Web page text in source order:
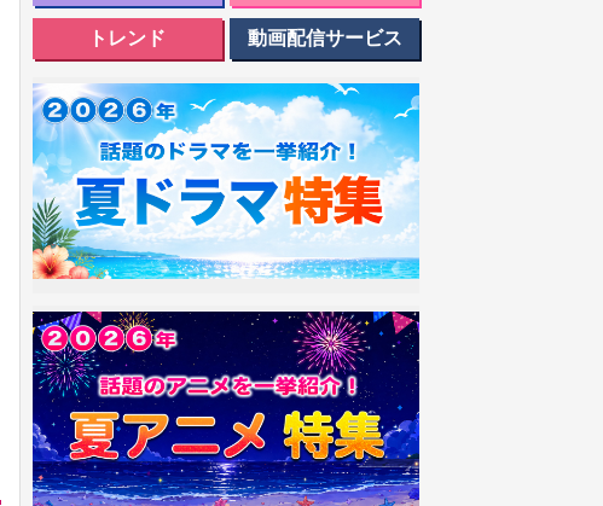
トレンド 動画配信サービス